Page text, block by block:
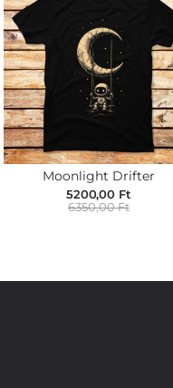
Moonlight Drifter
5200,00 Ft
6350,00 Ft